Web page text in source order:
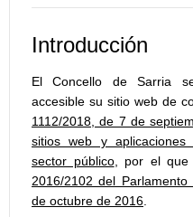
Introducción
El Concello de Sarria
accesible su sitio web de
1112/2018, de 7 de
sitios web y
sector público, por el que
2016/2102 del
de octubre de 2016